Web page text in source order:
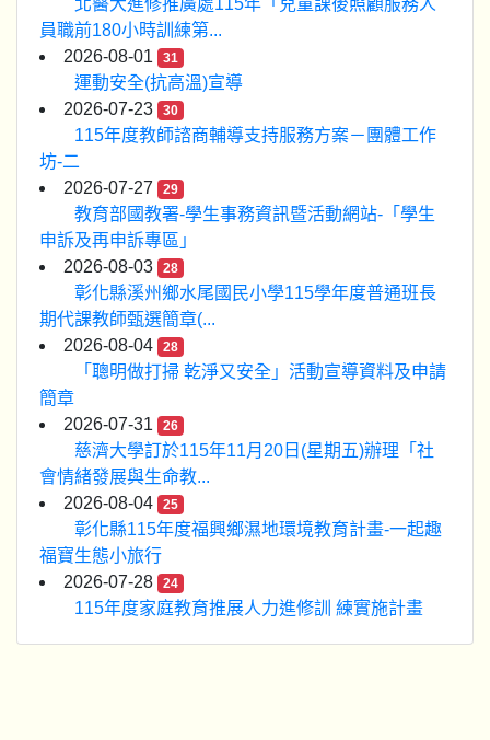
北醫大進修推廣處115年「兒童課後照顧服務人
員職前180小時訓練第...
2026-08-01
31
運動安全(抗高溫)宣導
2026-07-23
30
115年度教師諮商輔導支持服務方案－團體工作
坊-二
2026-07-27
29
教育部國教署-學生事務資訊暨活動網站-「學生
申訴及再申訴專區」
2026-08-03
28
彰化縣溪州鄉水尾國民小學115學年度普通班長
期代課教師甄選簡章(...
2026-08-04
28
「聰明做打掃 乾淨又安全」活動宣導資料及申請
簡章
2026-07-31
26
慈濟大學訂於115年11月20日(星期五)辦理「社
會情緒發展與生命教...
2026-08-04
25
彰化縣115年度福興鄉濕地環境教育計畫-一起趣
福寶生態小旅行
2026-07-28
24
115年度家庭教育推展人力進修訓 練實施計畫